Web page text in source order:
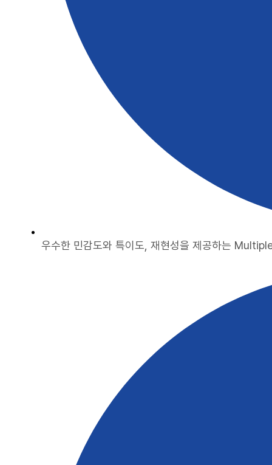
우수한 민감도와 특이도, 재현성을 제공하는